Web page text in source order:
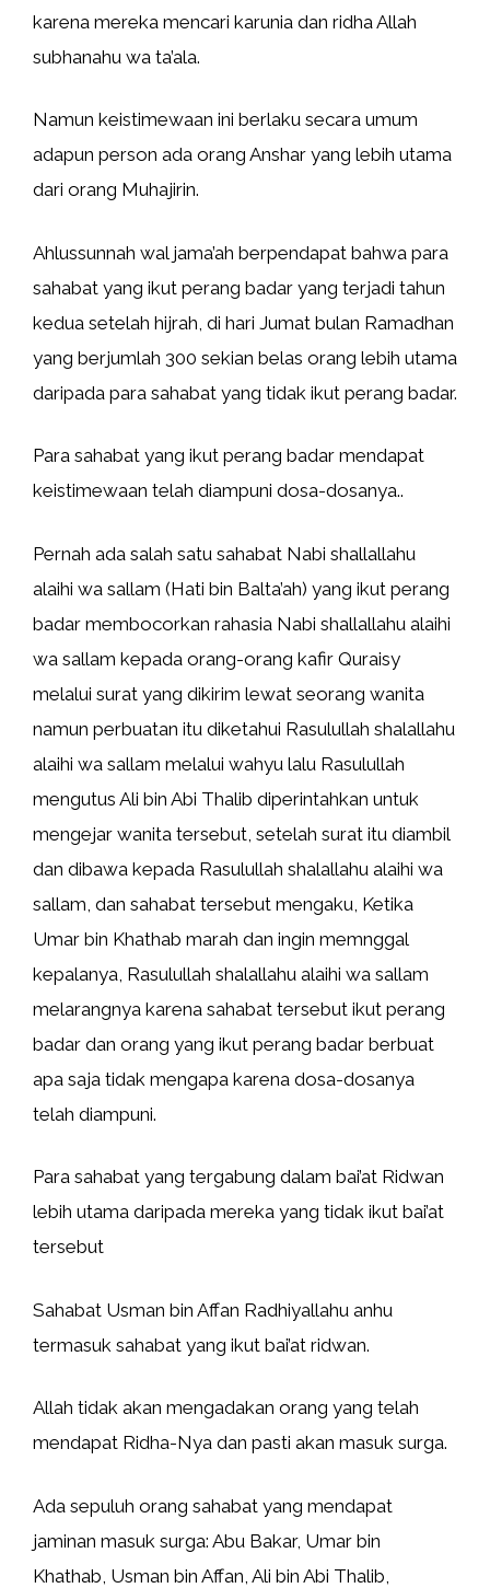
karena mereka mencari karunia dan ridha Allah
subhanahu wa ta’ala.
Namun keistimewaan ini berlaku secara umum
adapun person ada orang Anshar yang lebih utama
dari orang Muhajirin.
Ahlussunnah wal jama’ah berpendapat bahwa para
sahabat yang ikut perang badar yang terjadi tahun
kedua setelah hijrah, di hari Jumat bulan Ramadhan
yang berjumlah 300 sekian belas orang lebih utama
daripada para sahabat yang tidak ikut perang badar.
Para sahabat yang ikut perang badar mendapat
keistimewaan telah diampuni dosa-dosanya..
Pernah ada salah satu sahabat Nabi shallallahu
alaihi wa sallam (Hati bin Balta’ah) yang ikut perang
badar membocorkan rahasia Nabi shallallahu alaihi
wa sallam kepada orang-orang kafir Quraisy
melalui surat yang dikirim lewat seorang wanita
namun perbuatan itu diketahui Rasulullah shalallahu
alaihi wa sallam melalui wahyu lalu Rasulullah
mengutus Ali bin Abi Thalib diperintahkan untuk
mengejar wanita tersebut, setelah surat itu diambil
dan dibawa kepada Rasulullah shalallahu alaihi wa
sallam, dan sahabat tersebut mengaku, Ketika
Umar bin Khathab marah dan ingin memnggal
kepalanya, Rasulullah shalallahu alaihi wa sallam
melarangnya karena sahabat tersebut ikut perang
badar dan orang yang ikut perang badar berbuat
apa saja tidak mengapa karena dosa-dosanya
telah diampuni.
Para sahabat yang tergabung dalam bai’at Ridwan
lebih utama daripada mereka yang tidak ikut bai’at
tersebut
Sahabat Usman bin Affan Radhiyallahu anhu
termasuk sahabat yang ikut bai’at ridwan.
Allah tidak akan mengadakan orang yang telah
mendapat Ridha-Nya dan pasti akan masuk surga.
Ada sepuluh orang sahabat yang mendapat
jaminan masuk surga: Abu Bakar, Umar bin
Khathab, Usman bin Affan, Ali bin Abi Thalib,